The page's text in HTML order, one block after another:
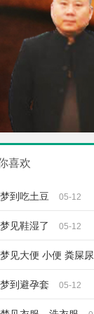
喜欢
梦到吃土豆 05-12
梦见鞋湿了 05-12
梦见大便 小便 粪屎
梦到避孕套 05-12